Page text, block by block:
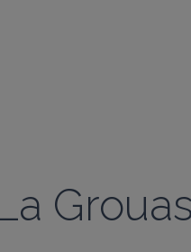
Grouas